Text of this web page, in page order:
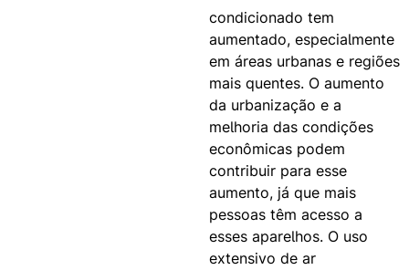
condicionado tem
aumentado, especialmente
em áreas urbanas e regiões
mais quentes. O aumento
da urbanização e a
melhoria das condições
econômicas podem
contribuir para esse
aumento, já que mais
pessoas têm acesso a
esses aparelhos. O uso
extensivo de ar